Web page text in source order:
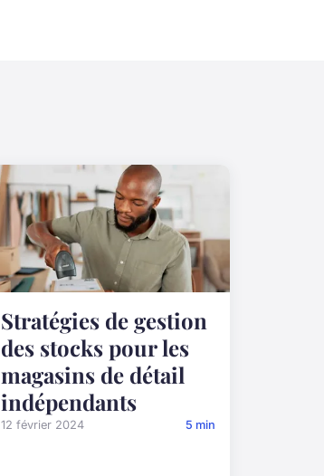
Stratégies de gestion
des stocks pour les
magasins de détail
indépendants
12 février 2024 5 min